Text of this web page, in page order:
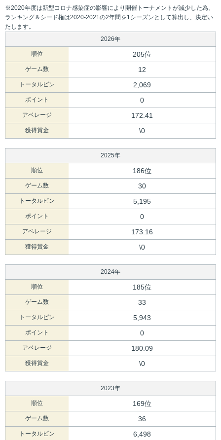
※2020年度は新型コロナ感染症の影響により開催トーナメントが減少した為、
ランキング＆シード権は2020-2021の2年間を1シーズンとして算出し、決定い
たします。
2026年
順位 205位
ゲーム数 12
トータルピン 2,069
ポイント 0
アベレージ 172.41
獲得賞金 \0
2025年
順位 186位
ゲーム数 30
トータルピン 5,195
ポイント 0
アベレージ 173.16
獲得賞金 \0
2024年
順位 185位
ゲーム数 33
トータルピン 5,943
ポイント 0
アベレージ 180.09
獲得賞金 \0
2023年
順位 169位
ゲーム数 36
トータルピン 6,498